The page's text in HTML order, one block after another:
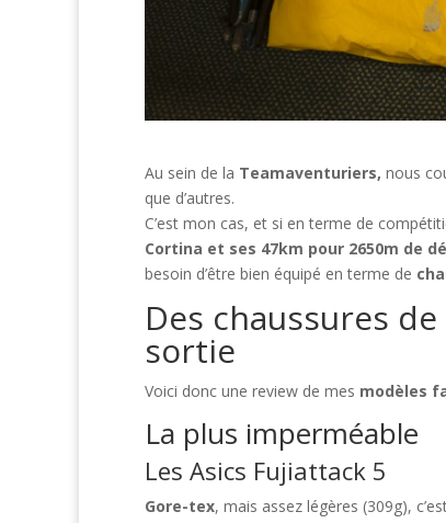
Au sein de la Teamaventuriers, nous
que d’autres.
C’est mon cas, et si en terme de
Cortina et ses 47km pour 2650m de
besoin d’être bien équipé en terme de
Des chaussures
sortie
Voici donc une review de mes modèles
La plus imperméable
Les Asics Fujiattack 5
Gore-tex, mais assez légères (309g),